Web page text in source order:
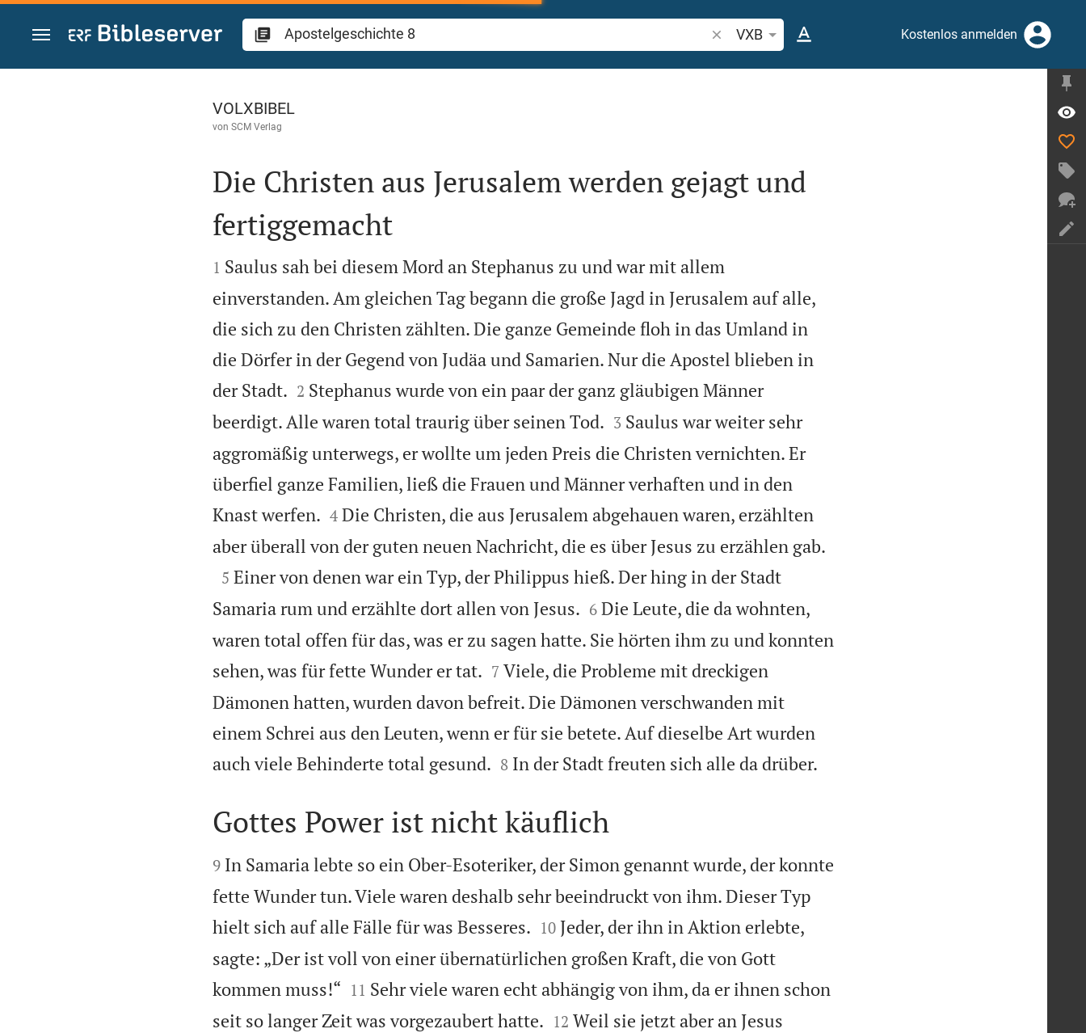
Zum Inhalt springen
Bibelstelle oder Begriff suchen
VXB Kostenlos anmelden
Apostelgeschichte 8
VOLXBIBEL
von SCM Verlag

Die Christen aus Jerusalem werden gejagt und
fertiggemacht

1 Saulus sah bei diesem Mord an Stephanus zu und war mit allem
einverstanden. Am gleichen Tag begann die große Jagd in Jerusalem auf alle,
die sich zu den Christen zählten. Die ganze Gemeinde floh in das Umland in
die Dörfer in der Gegend von Judäa und Samarien. Nur die Apostel blieben in
der Stadt.
2 Stephanus wurde von ein paar der ganz gläubigen Männer
beerdigt. Alle waren total traurig über seinen Tod.
3 Saulus war weiter sehr
aggromäßig unterwegs, er wollte um jeden Preis die Christen vernichten. Er
überfiel ganze Familien, ließ die Frauen und Männer verhaften und in den
Knast werfen.
4 Die Christen, die aus Jerusalem abgehauen waren, erzählten
aber überall von der guten neuen Nachricht, die es über Jesus zu erzählen gab.

5 Einer von denen war ein Typ, der Philippus hieß. Der hing in der Stadt
Samaria rum und erzählte dort allen von Jesus.
6 Die Leute, die da wohnten,
waren total offen für das, was er zu sagen hatte. Sie hörten ihm zu und konnten
sehen, was für fette Wunder er tat.
7 Viele, die Probleme mit dreckigen
Dämonen hatten, wurden davon befreit. Die Dämonen verschwanden mit
einem Schrei aus den Leuten, wenn er für sie betete. Auf dieselbe Art wurden
auch viele Behinderte total gesund.
8 In der Stadt freuten sich alle da drüber.

Gottes Power ist nicht käuflich

9 In Samaria lebte so ein Ober-Esoteriker, der Simon genannt wurde, der konnte
fette Wunder tun. Viele waren deshalb sehr beeindruckt von ihm. Dieser Typ
hielt sich auf alle Fälle für was Besseres.
10 Jeder, der ihn in Aktion erlebte,
sagte: „Der ist voll von einer übernatürlichen großen Kraft, die von Gott
kommen muss!“
11 Sehr viele waren echt abhängig von ihm, da er ihnen schon
seit so langer Zeit was vorgezaubert hatte.
12 Weil sie jetzt aber an Jesus